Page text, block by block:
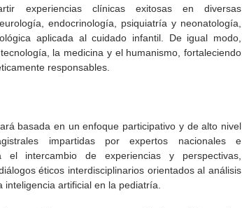
experiencias clínicas exitosas en diversas
endocrinología, psiquiatría y neonatología,
aplicada al cuidado infantil. De igual modo,
la medicina y el humanismo, fortaleciendo
responsables.
basada en un enfoque participativo y de alto nivel
impartidas por expertos nacionales e
el intercambio de experiencias y perspectivas,
éticos interdisciplinarios orientados al análisis
artificial en la pediatría.